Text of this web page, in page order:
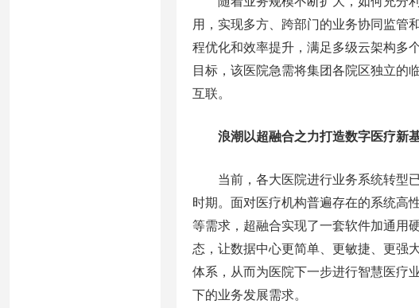
用，实现多方、跨部门的业务协同监管
程优化和效率提升，满足多级云架构多
目标，该医院急需将集团各院区独立的
互联。
浪潮以超融合之力打造数字医疗新
当前，各大医院进行业务系统转型已
时期。面对医疗机构普遍存在的系统高
等需求，超融合实现了一套软件加通用
态，让数据中心更简单、更敏捷、更强
体系，从而为医院下一步进行智慧医疗
下的业务发展需求。